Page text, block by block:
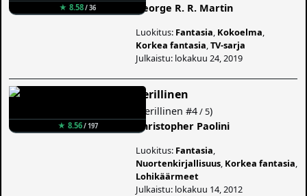
★ 8.58/ 36
George R. R. Martin
Luokitus: Fantasia Kokoelma
Korkea fantasia ,TV-sarja
Julkaistu: lokakuu 24, 2019
★ 8.56/ 197
Perillinen
Perillinen #4/ 5)
Christopher Paolini
Luokitus: Fantasia
Nuortenkirjallisuus Korkea fantasia
Lohikäärmeet
Julkaistu: lokakuu 14, 2012